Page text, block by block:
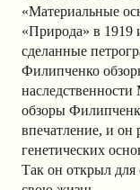
«Материальные
«Природа» в 1919
сделанные
Филипченко
обзоры
впечатление, и он
генетических
Так он открыл для